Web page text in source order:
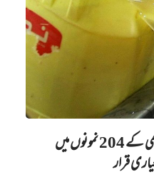
پاکستان سٹینڈرڈز اینڈ کوالٹی، گھی کے 204 نمونوں میں‌